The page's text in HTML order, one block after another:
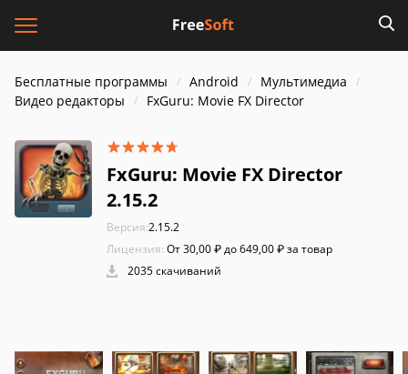
Бесплатные программы Android
Мультимедиа
Видео редакторы
FxGuru: Movie FX Director
FxGuru: Movie FX Director
2.15.2
Версия:2.15.2
Лицензия: От 30,00 ₽ до 649,00 ₽ за товар
2035 скачиваний